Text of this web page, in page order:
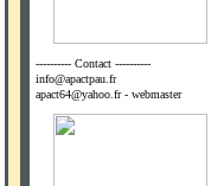
---------- Contact ----------
info@apactpau.fr
apact64@yahoo.fr - webmaster